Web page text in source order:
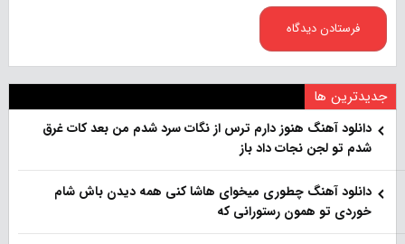
جدیدترین ها
دانلود آهنگ هنو‌ز دارم ترس از نگات سرد شدم من بعد کات غرق
شدم تو لجن نجات داد باز
دانلود آهنگ چطوری میخوای هاشا کنی همه دیدن باش شام
خوردی تو همون رستورانی که